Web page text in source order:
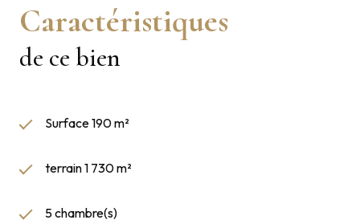
Caractéristiques
de ce bien
Surface 190 m²
terrain 1 730 m²
5 chambre(s)